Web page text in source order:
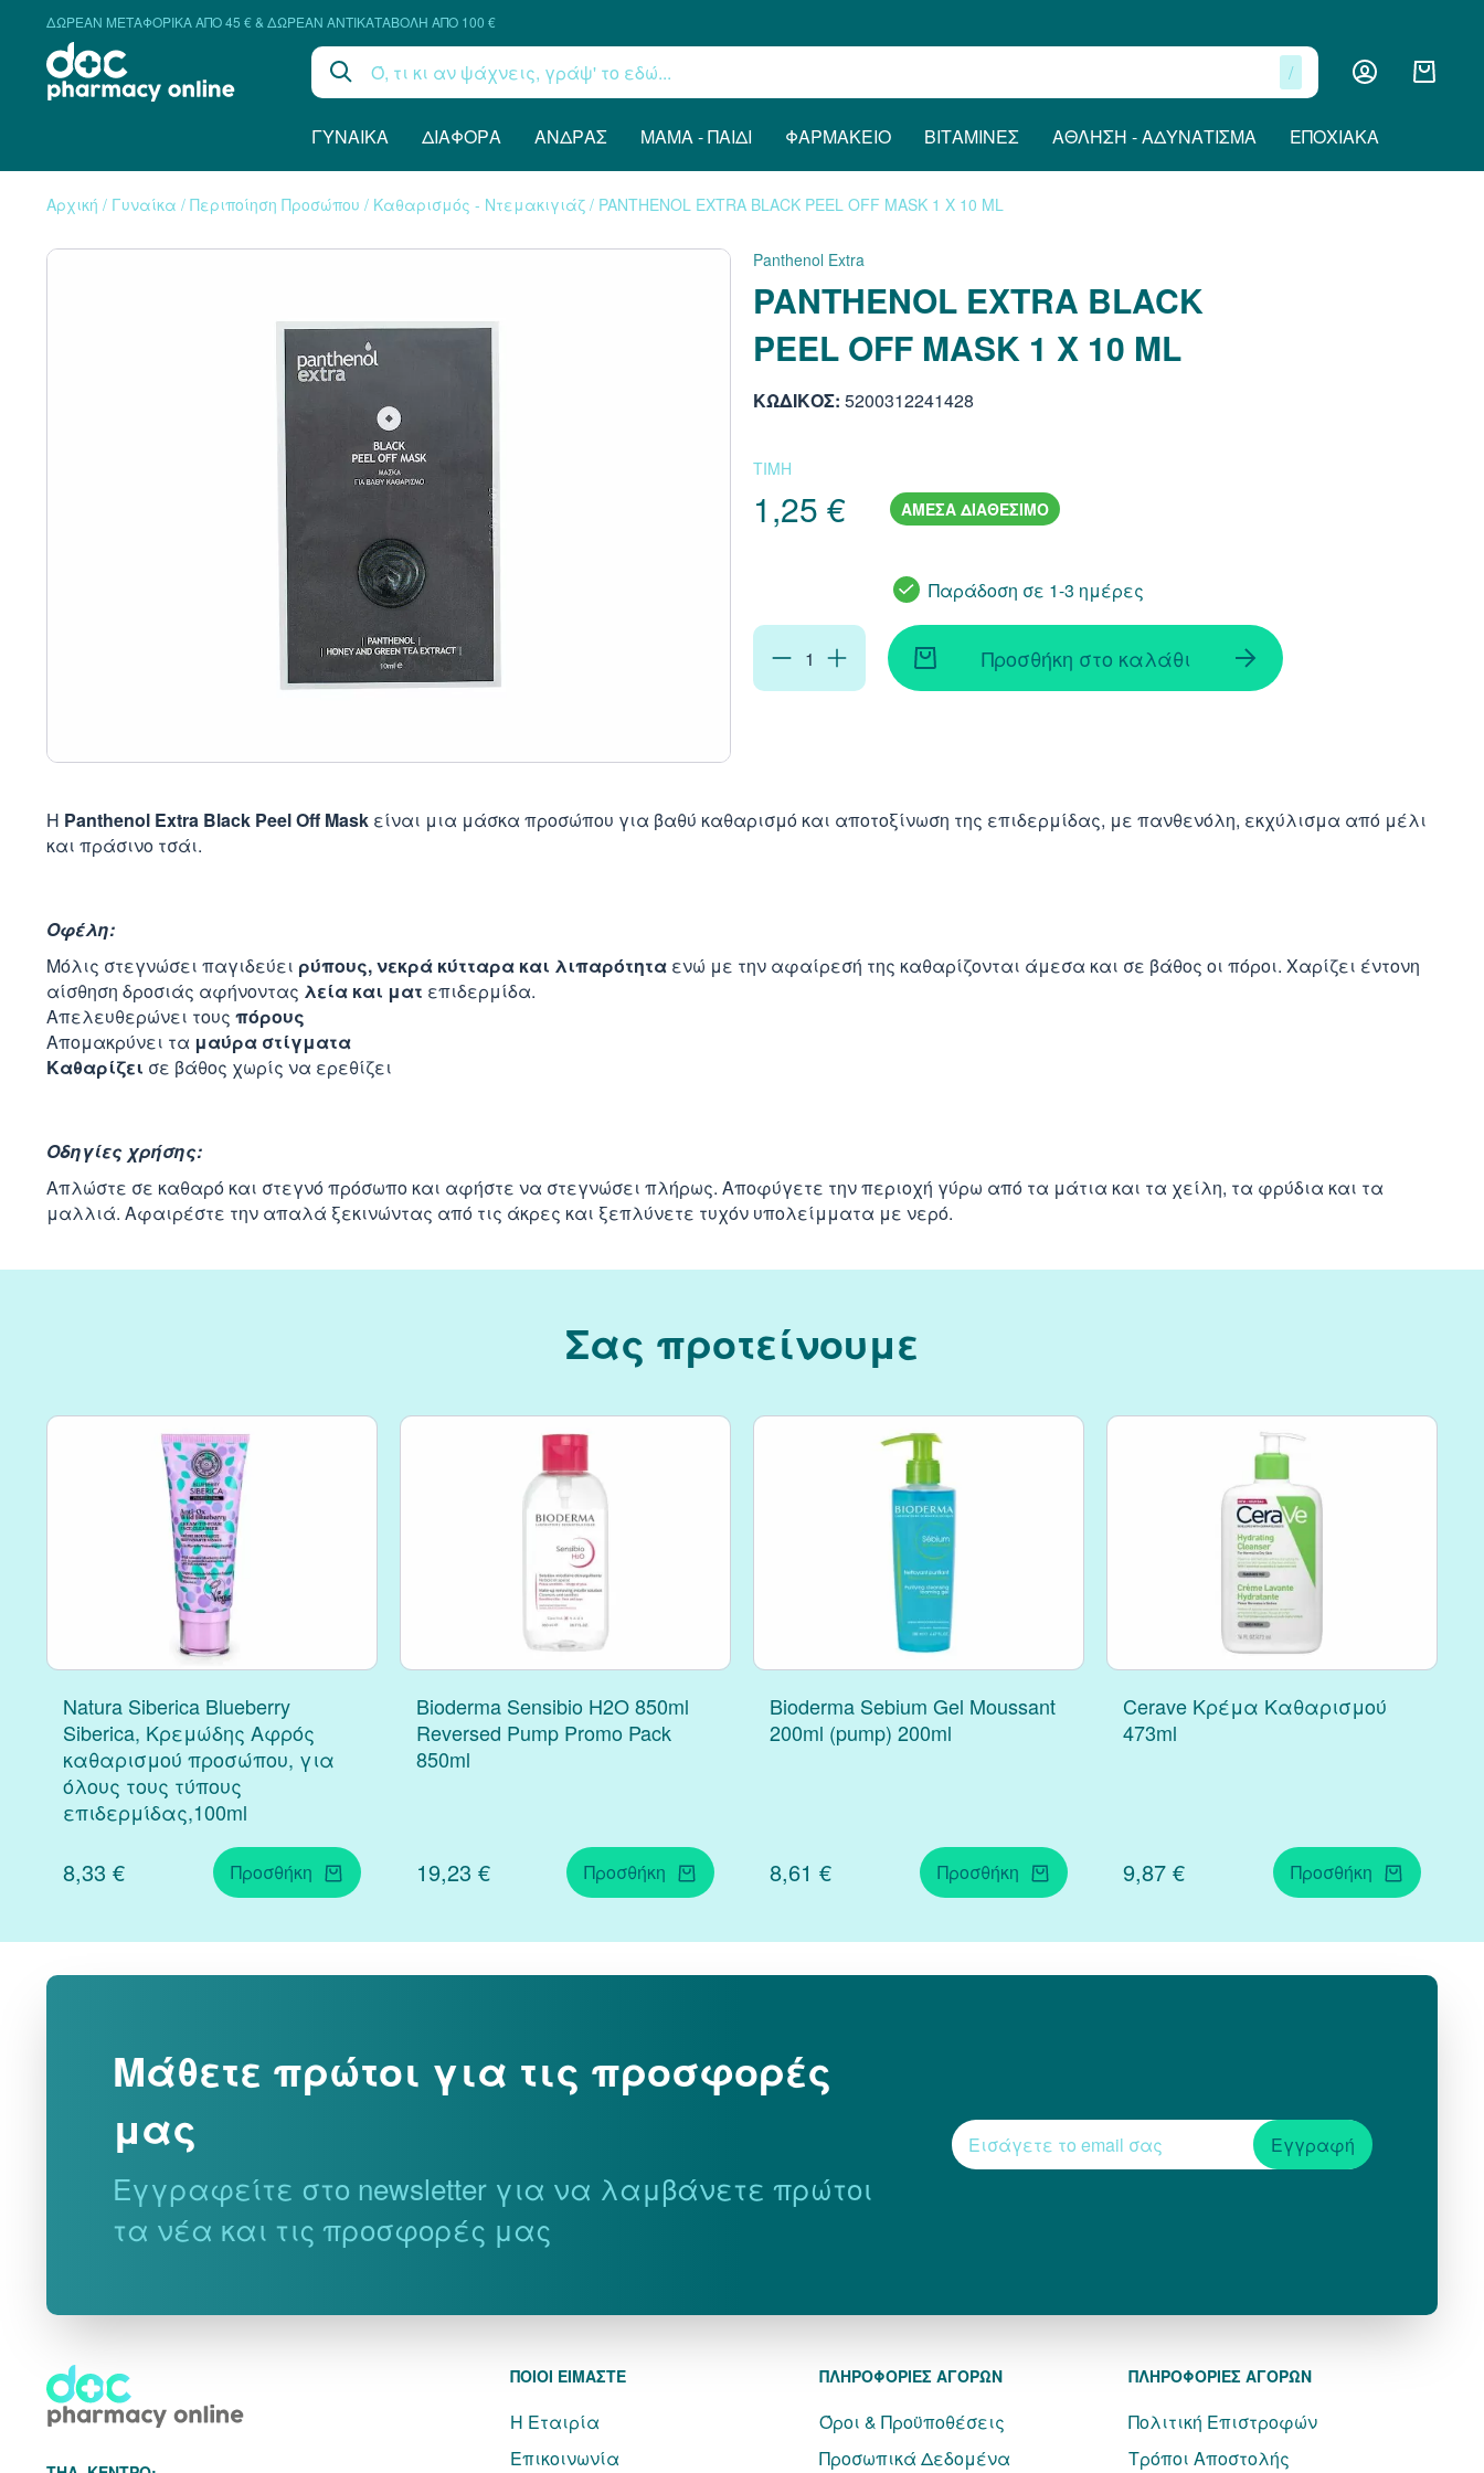
ΔΩΡΕΑΝ ΜΕΤΑΦΟΡΙΚΑ ΑΠΟ 45 € & ΔΩΡΕΑΝ ΑΝΤΙΚΑΤΑΒΟΛΗ ΑΠΟ 100 €
/
ΓΥΝΑΊΚΑ ΔΙΆΦΟΡΑ ΆΝΔΡΑΣ ΜΑΜΆ - ΠΑΙΔΊ ΦΑΡΜΑΚΕΊΟ ΒΙΤΑΜΊΝΕΣ ΆΘΛΗΣΗ - ΑΔΥΝΆΤΙΣΜΑ ΕΠΟΧΙΑΚΆ
Αρχική / Γυναίκα / Περιποίηση Προσώπου / Καθαρισμός - Ντεμακιγιάζ / PANTHENOL EXTRA BLACK PEEL OFF MASK 1 X 10 ML
Panthenol Extra
PANTHENOL EXTRA BLACK
PEEL OFF MASK 1 X 10 ML
ΚΩΔΙΚΟΣ: 5200312241428
ΤΙΜΗ
1,25 € ΑΜΕΣΑ ΔΙΑΘΕΣΙΜΟ
Παράδοση σε 1-3 ημέρες
Προσθήκη στο καλάθι
Η Panthenol Extra Black Peel Off Mask είναι μια μάσκα προσώπου για βαθύ καθαρισμό και αποτοξίνωση της επιδερμίδας, με πανθενόλη, εκχύλισμα από μέλι
και πράσινο τσάι.
Οφέλη:
Μόλις στεγνώσει παγιδεύει ρύπους, νεκρά κύτταρα και λιπαρότητα ενώ με την αφαίρεσή της καθαρίζονται άμεσα και σε βάθος οι πόροι. Χαρίζει έντονη
αίσθηση δροσιάς αφήνοντας λεία και ματ επιδερμίδα.
Απελευθερώνει τους πόρους
Απομακρύνει τα μαύρα στίγματα
Καθαρίζει σε βάθος χωρίς να ερεθίζει
Οδηγίες χρήσης:
Απλώστε σε καθαρό και στεγνό πρόσωπο και αφήστε να στεγνώσει πλήρως. Αποφύγετε την περιοχή γύρω από τα μάτια και τα χείλη, τα φρύδια και τα
μαλλιά. Αφαιρέστε την απαλά ξεκινώντας από τις άκρες και ξεπλύνετε τυχόν υπολείμματα με νερό.
Σας προτείνουμε
Natura Siberica Blueberry
Siberica, Κρεμώδης Αφρός
καθαρισμού προσώπου, για
όλους τους τύπους
επιδερμίδας,100ml
8,33 € Προσθήκη
Bioderma Sensibio H2O 850ml
Reversed Pump Promo Pack
850ml
19,23 € Προσθήκη
Bioderma Sebium Gel Moussant
200ml (pump) 200ml
8,61 € Προσθήκη
Cerave Κρέμα Καθαρισμού
473ml
9,87 € Προσθήκη
Μάθετε πρώτοι για τις προσφορές
μας
Εγγραφείτε στο newsletter για να λαμβάνετε πρώτοι
τα νέα και τις προσφορές μας
Εγγραφή
ΠΟΙΟΙ ΕΙΜΑΣΤΕ
Η Εταιρία
Επικοινωνία
ΠΛΗΡΟΦΟΡΙΕΣ ΑΓΟΡΩΝ
Όροι & Προϋποθέσεις
Προσωπικά Δεδομένα
ΠΛΗΡΟΦΟΡΙΕΣ ΑΓΟΡΩΝ
Πολιτική Επιστροφών
Τρόποι Αποστολής